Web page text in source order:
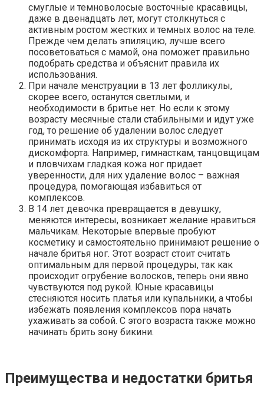
смуглые и темноволосые восточные красавицы,
даже в двенадцать лет, могут столкнуться с
активным ростом жестких и темных волос на теле.
Прежде чем делать эпиляцию, лучше всего
посоветоваться с мамой, она поможет правильно
подобрать средства и объяснит правила их
использования.
При начале менструации в 13 лет фолликулы,
скорее всего, останутся светлыми, и
необходимости в бритье нет. Но если к этому
возрасту месячные стали стабильными и идут уже
год, то решение об удалении волос следует
принимать исходя из их структуры и возможного
дискомфорта. Например, гимнасткам, танцовщицам
и пловчихам гладкая кожа ног придает
уверенности, для них удаление волос – важная
процедура, помогающая избавиться от
комплексов.
В 14 лет девочка превращается в девушку,
меняются интересы, возникает желание нравиться
мальчикам. Некоторые впервые пробуют
косметику и самостоятельно принимают решение о
начале бритья ног. Этот возраст стоит считать
оптимальным для первой процедуры, так как
происходит огрубение волосков, теперь они явно
чувствуются под рукой. Юные красавицы
стесняются носить платья или купальники, а чтобы
избежать появления комплексов пора начать
ухаживать за собой. С этого возраста также можно
начинать брить зону бикини.
Преимущества и недостатки бритья